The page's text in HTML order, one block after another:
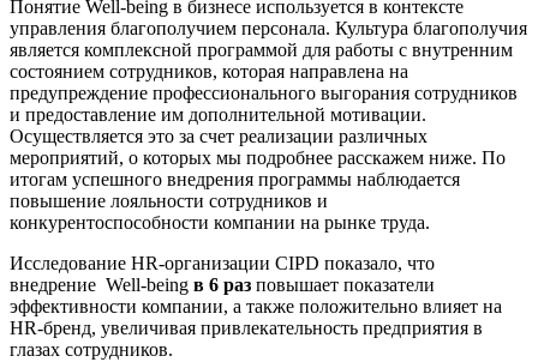
Понятие Well-being в бизнесе используется в контексте
управления благополучием персонала. Культура благополучия
является комплексной программой для работы с внутренним
состоянием сотрудников, которая направлена на
предупреждение профессионального выгорания сотрудников
и предоставление им дополнительной мотивации.
Осуществляется это за счет реализации различных
мероприятий, о которых мы подробнее расскажем ниже. По
итогам успешного внедрения программы наблюдается
повышение лояльности сотрудников и
конкурентоспособности компании на рынке труда.
Исследование HR-организации CIPD показало, что
внедрение Well-being в 6 раз повышает показатели
эффективности компании, а также положительно влияет на
HR-бренд, увеличивая привлекательность предприятия в
глазах сотрудников.